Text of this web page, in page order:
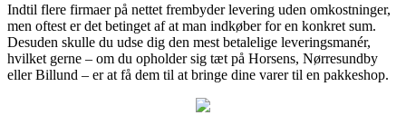
Indtil flere firmaer på nettet frembyder levering uden omkostninger,
men oftest er det betinget af at man indkøber for en konkret sum.
Desuden skulle du udse dig den mest betalelige leveringsmanér,
hvilket gerne – om du opholder sig tæt på Horsens, Nørresundby
eller Billund – er at få dem til at bringe dine varer til en pakkeshop.